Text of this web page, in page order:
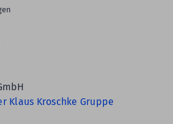
Klaus Kroschke Gruppe